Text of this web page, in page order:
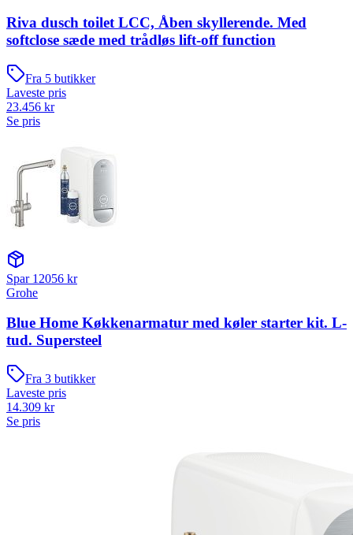
Riva dusch toilet LCC, Åben skyllerende. Med
softclose sæde med trådløs lift-off function
Fra 5 butikker
Laveste pris
23.456 kr
Se pris
Spar 12056 kr
Grohe
Blue Home Køkkenarmatur med køler starter kit. L-
tud. Supersteel
Fra 3 butikker
Laveste pris
14.309 kr
Se pris